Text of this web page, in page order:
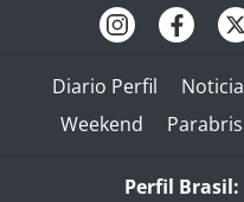
Diario Perfil
Weekend
Perfil Brasil: